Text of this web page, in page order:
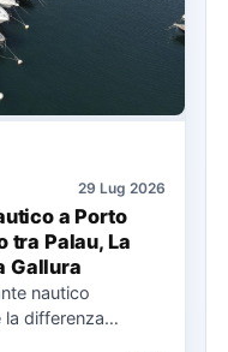
29 Lug 2026
a Porto
tra Palau, La
Gallura
nautico
differenza